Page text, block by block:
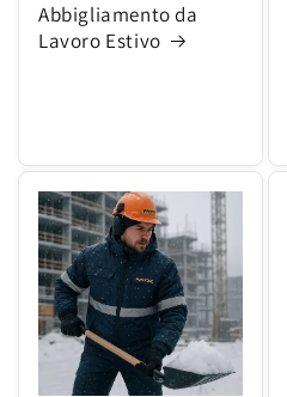
Abbigliamento da
Lavoro Estivo